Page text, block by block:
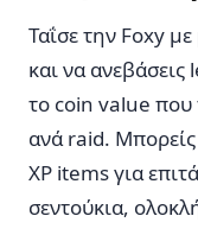
Ταΐσε την Foxy
και να
το coin value που
ανά raid. Μπορείς
XP items για
σεντούκια,